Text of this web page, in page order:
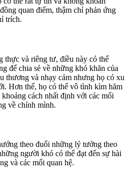
quan điểm, thậm chí phản ứng
trích.
thực và riêng tư, điều này có thể
để chia sẻ về những khó khăn của
thương và nhạy cảm nhưng họ có xu
Hơn thế, họ có thể vô tình kìm hãm
cách nhất định với các mối
về chính mình.
theo đuổi những lý tưởng theo
người khó có thể đạt đến sự hài
và các mối quan hệ.